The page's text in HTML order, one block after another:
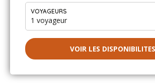
VOYAGEURS
1 voyageur
VOIR LES DISPONIBILITES